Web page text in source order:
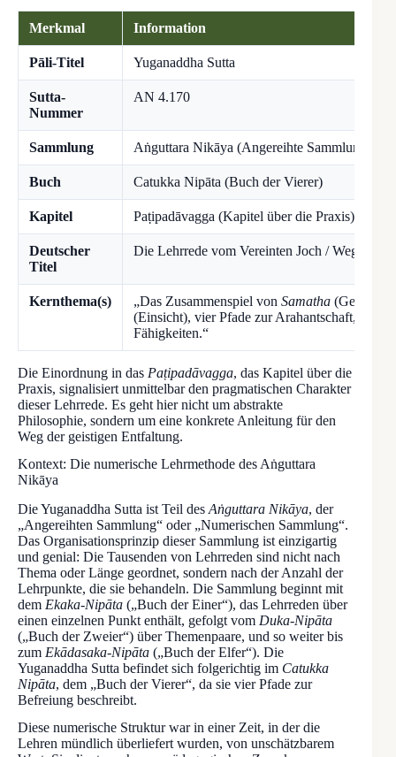
Merkmal Information
Pāli-Titel Yuganaddha Sutta
Sutta-
Nummer
AN 4.170
Sammlung Aṅguttara Nikāya (Angereihte Sammlung)
Buch Catukka Nipāta (Buch der Vierer)
Kapitel Paṭipadāvagga (Kapitel über die Praxis)
Deutscher
Titel
Die Lehrrede vom Vereinten Joch / Wege im
Kernthema(s) „Das Zusammenspiel von Samatha
(Einsicht), vier Pfade zur Arahantschaft,
Fähigkeiten.“
Die Einordnung in das Paṭipadāvagga, das Kapitel über die
Praxis, signalisiert unmittelbar den pragmatischen Charakter
dieser Lehrrede. Es geht hier nicht um abstrakte
Philosophie, sondern um eine konkrete Anleitung für den
Weg der geistigen Entfaltung.
Kontext: Die numerische Lehrmethode des Aṅguttara
Nikāya
Die Yuganaddha Sutta ist Teil des Aṅguttara Nikāya, der
„Angereihten Sammlung“ oder „Numerischen Sammlung“.
Das Organisationsprinzip dieser Sammlung ist einzigartig
und genial: Die Tausenden von Lehrreden sind nicht nach
Thema oder Länge geordnet, sondern nach der Anzahl der
Lehrpunkte, die sie behandeln. Die Sammlung beginnt mit
dem Ekaka-Nipāta („Buch der Einer“), das Lehrreden über
einen einzelnen Punkt enthält, gefolgt vom Duka-Nipāta
(„Buch der Zweier“) über Themenpaare, und so weiter bis
zum Ekādasaka-Nipāta („Buch der Elfer“). Die
Yuganaddha Sutta befindet sich folgerichtig im Catukka
Nipāta, dem „Buch der Vierer“, da sie vier Pfade zur
Befreiung beschreibt.
Diese numerische Struktur war in einer Zeit, in der die
Lehren mündlich überliefert wurden, von unschätzbarem